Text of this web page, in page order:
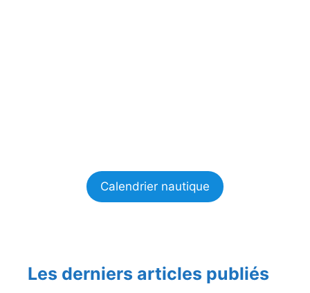
Calendrier nautique
Les derniers articles publiés